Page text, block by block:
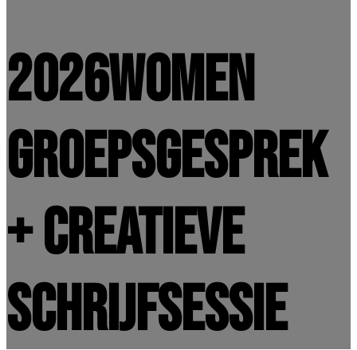
2026WOMEN
Groepsgesprek
+ Creatieve
Schrijfsessie